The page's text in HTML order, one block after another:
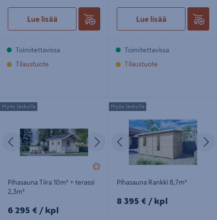
Lue lisää
Toimitettavissa
Tilaustuote
Lue lisää
Toimitettavissa
Tilaustuote
Pihasauna Tiira 10m² + terassi 2,3m²
Edellinen Seuraava
Pihasauna Tiira 10m² + terassi
2,3m²
6295€/kpl
6 295 € / kpl
Myös laskulla
Pihasauna Rankki 8,7m²
Edellinen
Pihasauna Rankki 8,7m²
8395€/kpl
8 395 € / kpl
Myös laskulla